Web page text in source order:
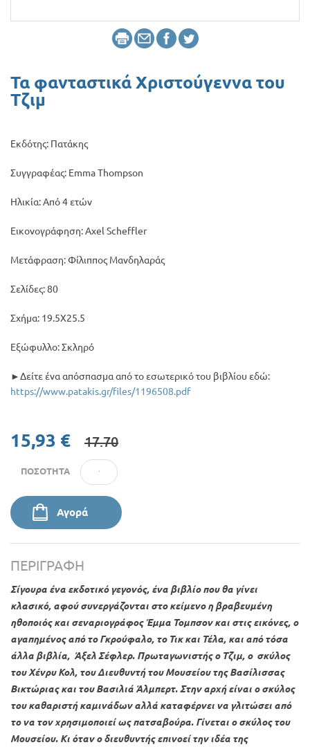
Προσφορές
Τα φανταστικά Χριστούγεννα του
Τζιμ
Εκδότης: Πατάκης
Συγγραφέας: Emma Thompson
Ηλικία: Από 4 ετών
Εικονογράφηση: Axel Scheffler
Μετάφραση: Φίλιππος Μανδηλαράς
Σελίδες: 80
Σχήμα: 19.5Χ25.5
Εξώφυλλο: Σκληρό
►Δείτε ένα απόσπασμα από το εσωτερικό του βιβλίου εδώ:
https://www.patakis.gr/files/1196508.pdf
15,93 € 17.70
ΠΟΣΌΤΗΤΑ
Αγορά
ΠΕΡΙΓΡΑΦΉ
Σίγουρα ένα εκδοτικό γεγονός, ένα βιβλίο που θα γίνει
κλασικό, αφού συνεργάζονται στο κείμενο η βραβευμένη
ηθοποιός και σεναριογράφος Έμμα Τομπσον και στις εικόνες, ο
αγαπημένος από το Γκρούφαλο, το Τικ και Τέλα, και από τόσα
άλλα βιβλία, Άξελ Σέφλερ. Πρωταγωνιστής ο Τζιμ, ο σκύλος
του Χένρυ Κολ, του Διευθυντή του Μουσείου της Βασίλισσας
Βικτώριας και του Βασιλιά Άλμπερτ. Στην αρχή είναι ο σκύλος
του καθαριστή καμινάδων αλλά καταφέρνει να γλιτώσει από
το να τον χρησιμοποιεί ως πατσαβούρα. Γίνεται ο σκύλος του
Μουσείου. Κι όταν ο διευθυντής επινοεί την ιδέα της